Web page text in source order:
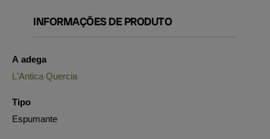
INFORMAÇÕES DE PRODUTO
A adega
L'Antica Quercia
Tipo
Espumante